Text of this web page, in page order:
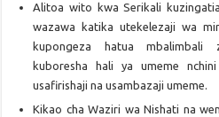
Alitoa wito kwa Serikali
wazawa katika utekelezaji wa
kupongeza hatua mbalimbali
kuboresha hali ya umeme
usafirishaji na usambazaji umeme.
Kikao cha Waziri wa Nishati na